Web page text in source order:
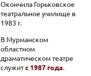
Окончила Горьковское
театральное училище в
1983 г.
В Мурманском
областном
драматическом театре
служитс 1987 года.